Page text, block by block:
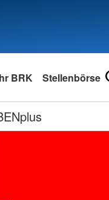
BRK Stellenbörse